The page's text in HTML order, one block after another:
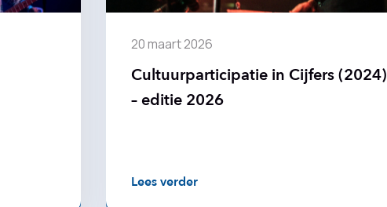
20 maart 2026
Cultuurparticipatie in Cijfers (2024)
– editie 2026
Lees verder